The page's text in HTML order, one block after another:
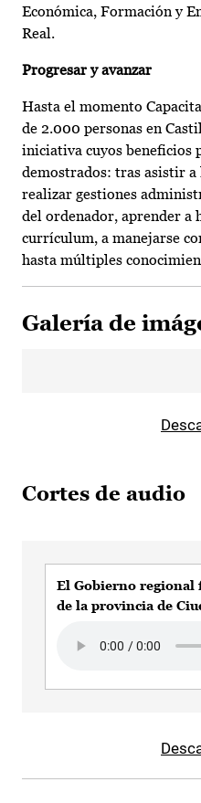
Económica, Formación y
Real.
Progresar y avanzar
Hasta el momento
de 2.000 personas en
iniciativa cuyos beneficios
demostrados: tras asistir a
realizar gestiones
del ordenador, aprender a
currículum, a manejarse
hasta múltiples
Galería de
Cortes de audio
El Gobierno regional
de la provincia de
CapacitaTIC+55